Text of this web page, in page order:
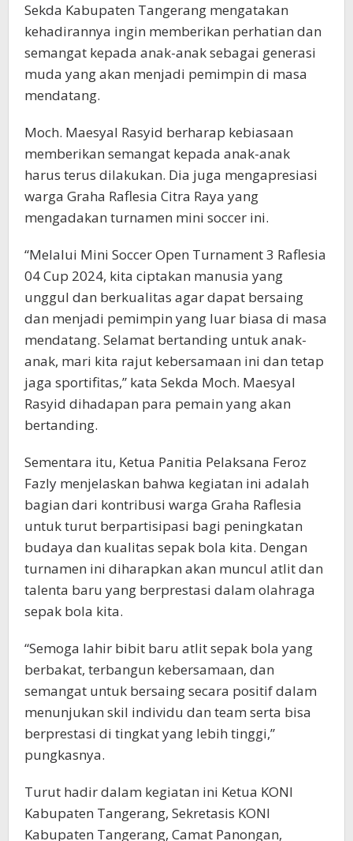
Sekda Kabupaten Tangerang mengatakan
kehadirannya ingin memberikan perhatian dan
semangat kepada anak-anak sebagai generasi
muda yang akan menjadi pemimpin di masa
mendatang.
Moch. Maesyal Rasyid berharap kebiasaan
memberikan semangat kepada anak-anak
harus terus dilakukan. Dia juga mengapresiasi
warga Graha Raflesia Citra Raya yang
mengadakan turnamen mini soccer ini.
“Melalui Mini Soccer Open Turnament 3 Raflesia
04 Cup 2024, kita ciptakan manusia yang
unggul dan berkualitas agar dapat bersaing
dan menjadi pemimpin yang luar biasa di masa
mendatang. Selamat bertanding untuk anak-
anak, mari kita rajut kebersamaan ini dan tetap
jaga sportifitas,” kata Sekda Moch. Maesyal
Rasyid dihadapan para pemain yang akan
bertanding.
Sementara itu, Ketua Panitia Pelaksana Feroz
Fazly menjelaskan bahwa kegiatan ini adalah
bagian dari kontribusi warga Graha Raflesia
untuk turut berpartisipasi bagi peningkatan
budaya dan kualitas sepak bola kita. Dengan
turnamen ini diharapkan akan muncul atlit dan
talenta baru yang berprestasi dalam olahraga
sepak bola kita.
“Semoga lahir bibit baru atlit sepak bola yang
berbakat, terbangun kebersamaan, dan
semangat untuk bersaing secara positif dalam
menunjukan skil individu dan team serta bisa
berprestasi di tingkat yang lebih tinggi,”
pungkasnya.
Turut hadir dalam kegiatan ini Ketua KONI
Kabupaten Tangerang, Sekretasis KONI
Kabupaten Tangerang, Camat Panongan,